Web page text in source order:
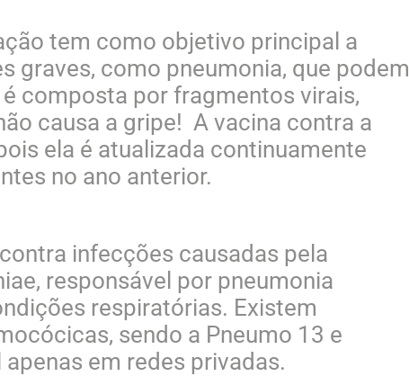
tem como objetivo principal a
graves, como pneumonia, que podem
composta por fragmentos virais,
causa a gripe! A vacina contra a
ela é atualizada continuamente
no ano anterior.
infecções causadas pela
responsável por pneumonia
respiratórias. Existem
sendo a Pneumo 13 e
em redes privadas.